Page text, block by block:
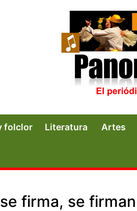
folclor Literatura Artes
firma, se